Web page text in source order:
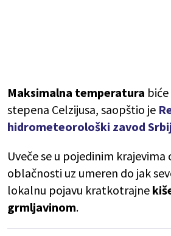
Maksimalna temperatura
stepena Celzijusa, saopštio je
hidrometeorološki zavod
Uveče se u pojedinim krajevima
oblačnosti uz umeren do jak
lokalnu pojavu kratkotrajne
grmljavinom.